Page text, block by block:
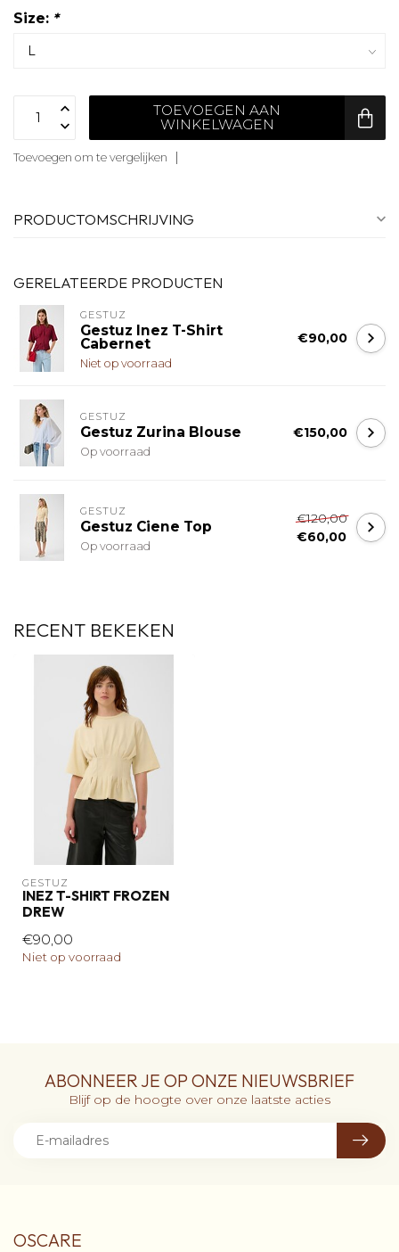
Size: *
TOEVOEGEN AAN
WINKELWAGEN
Toevoegen om te vergelijken
PRODUCTOMSCHRIJVING
GERELATEERDE PRODUCTEN
GESTUZ
Gestuz Inez T-Shirt
Cabernet
Niet op voorraad
€90,00
GESTUZ
Gestuz Zurina Blouse
Op voorraad
€150,00
GESTUZ
Gestuz Ciene Top
Op voorraad
€120,00
€60,00
RECENT BEKEKEN
GESTUZ
INEZ T-SHIRT FROZEN
DREW
€90,00
Niet op voorraad
ABONNEER JE OP ONZE NIEUWSBRIEF
Blijf op de hoogte over onze laatste acties
OSCARE